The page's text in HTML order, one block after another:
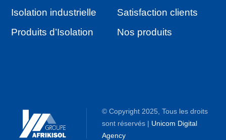
Isolation industrielle
Produits d’Isolation
Satisfaction clients
Nos produits
© Copyright 2025, Tous les droits
sont réservés | Unicom Digital
Agency